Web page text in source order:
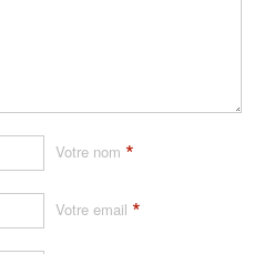
Votre nom *
Votre email *